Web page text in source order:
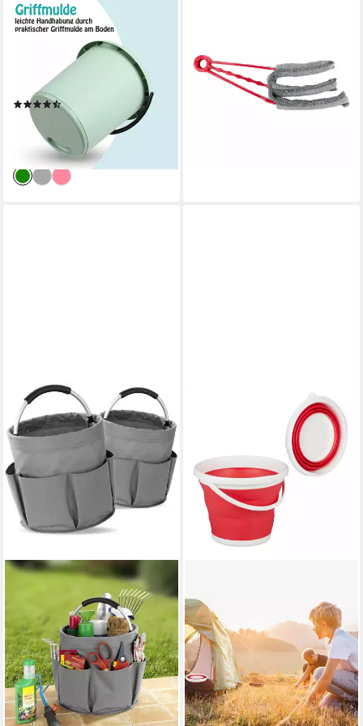
PROHOME
Putzeimer 5 Liter Eimer, (1-
tlg), Haushaltseimer, vers.
Farben, Kunststoffeimer, BPA-
frei, Made in EU
(4)
ab 5,19 € UVP
lieferbar - in 2-3 Werktagen bei dir
One Caddy
19,39 €
lieferbar - in 2-3 Werktagen bei dir